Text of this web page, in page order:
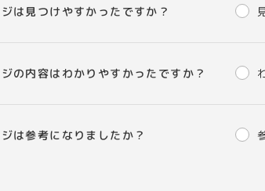
は見つけやすかったですか？
の内容はわかりやすかったですか？
は参考になりましたか？